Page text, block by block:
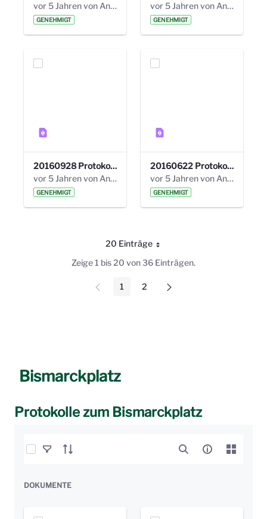
vor 5 Jahren von Anni Schlumberger
GENEHMIGT
vor 5 Jahren von Anni Schlumberger
GENEHMIGT
20160928 Protokoll 17. Steuerungskreis.pdf
vor 5 Jahren von Anni Schlumberger
GENEHMIGT
20160622 Protokoll 16. Steuerungskreis.pdf
vor 5 Jahren von Anni Schlumberger
GENEHMIGT
20 Einträge
Pro Seite
Zeige 1 bis 20 von 36 Einträgen.
Seite
1 Seite
2
Bismarckplatz
Protokolle zum Bismarckplatz
Elemente auswählen
DOKUMENTE